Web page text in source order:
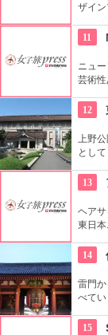
ザイ
され
11
ニュ
芸術
12
上野
とし
す。
もでき
13
ヘア
東日
豊か
14
雷門
べて
15